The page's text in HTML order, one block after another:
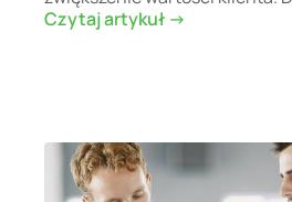
Czytaj artykuł ->